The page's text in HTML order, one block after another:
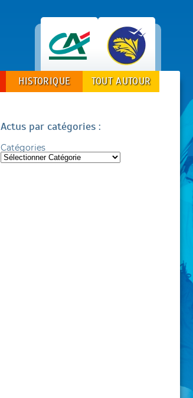
HISTORIQUE TOUT AUTOUR
Actus par catégories :
Catégories